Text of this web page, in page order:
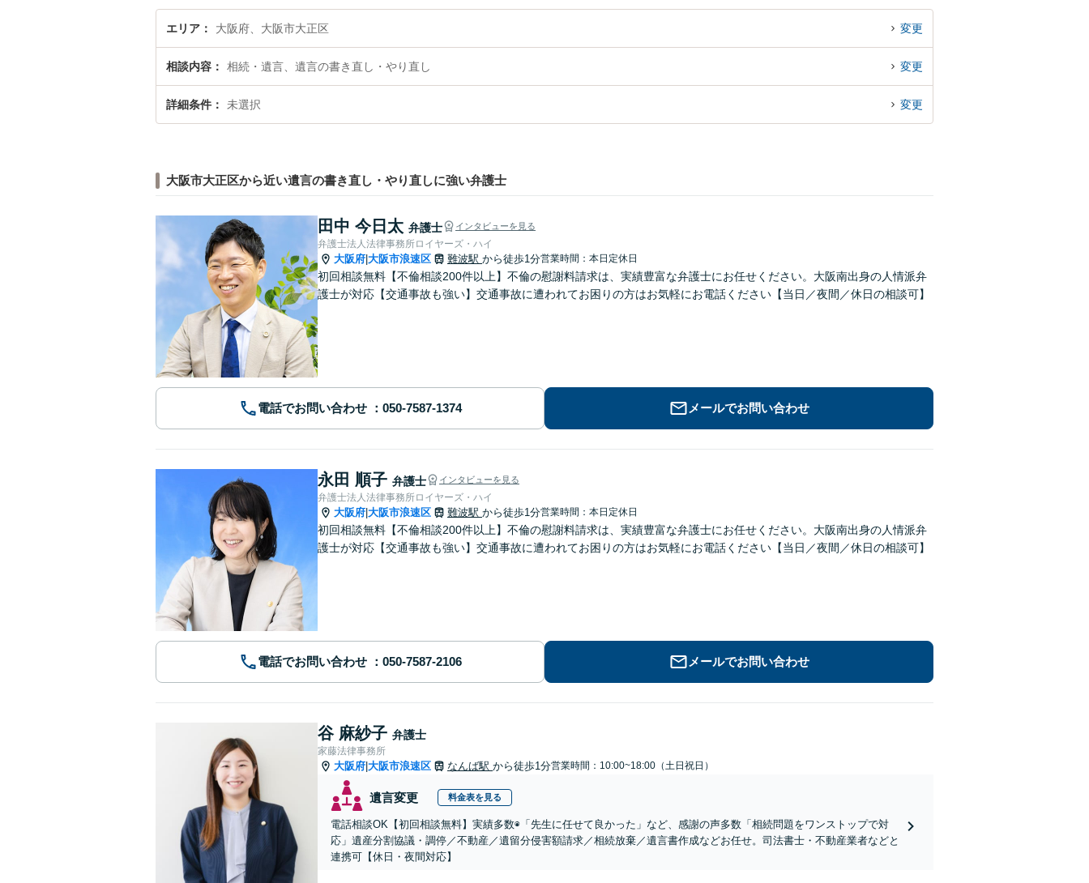
エリア 大阪府、大阪市大正区 変更
相談内容 相続・遺言、遺言の書き直し・やり直し 変更
詳細条件 未選択 変更
大阪市大正区から近い遺言の書き直し・やり直しに強い弁護士
田中 今日太 弁護士 インタビューを見る
弁護士法人法律事務所ロイヤーズ・ハイ
大阪府 大阪市浪速区 難波駅 から徒歩1分営業時間：本日定休日
初回相談無料【不倫相談200件以上】不倫の慰謝料請求は、実績豊富な弁護士にお任せください。大阪南出身の人情派弁
護士が対応【交通事故も強い】交通事故に遭われてお困りの方はお気軽にお電話ください【当日／夜間／休日の相談可】
電話でお問い合わせ メールでお問い合わせ
永田 順子 弁護士 インタビューを見る
弁護士法人法律事務所ロイヤーズ・ハイ
大阪府 大阪市浪速区 難波駅 から徒歩1分営業時間：本日定休日
初回相談無料【不倫相談200件以上】不倫の慰謝料請求は、実績豊富な弁護士にお任せください。大阪南出身の人情派弁
護士が対応【交通事故も強い】交通事故に遭われてお困りの方はお気軽にお電話ください【当日／夜間／休日の相談可】
電話でお問い合わせ メールでお問い合わせ
谷 麻紗子 弁護士
家藤法律事務所
大阪府 大阪市浪速区 なんば駅 から徒歩1分営業時間：10:00~18:00（土日祝日）
遺言変更 料金表を見る
電話相談OK【初回相談無料】実績多数◉「先生に任せて良かった」など、感謝の声多数「相続問題をワンストップで対
応」遺産分割協議・調停／不動産／遺留分侵害額請求／相続放棄／遺言書作成などお任せ。司法書士・不動産業者などと
連携可【休日・夜間対応】